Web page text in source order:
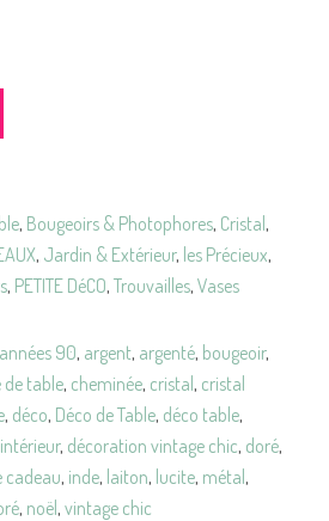
, Bougeoirs & Photophores, Cristal,
, Jardin & Extérieur, les Précieux,
, PETITE DéCO, Trouvailles, Vases
années 90, argent, argenté, bougeoir,
de table, cheminée, cristal, cristal
, déco, Déco de Table, déco table,
, décoration vintage chic, doré,
cadeau, inde, laiton, lucite, métal,
, noël, vintage chic